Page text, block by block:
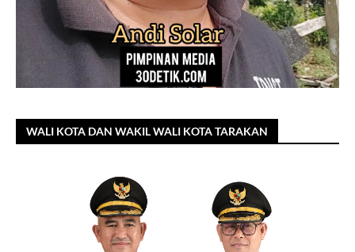
WALI KOTA DAN WAKIL WALI KOTA TARAKAN